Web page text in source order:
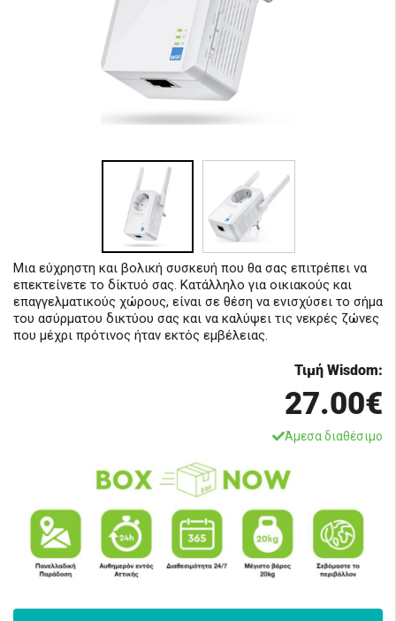
Μια εύχρηστη και βολική συσκευή που θα σας επιτρέπει να
επεκτείνετε το δίκτυό σας. Κατάλληλο για οικιακούς και
επαγγελματικούς χώρους, είναι σε θέση να ενισχύσει το σήμα
του ασύρματου δικτύου σας και να καλύψει τις νεκρές ζώνες
που μέχρι πρότινος ήταν εκτός εμβέλειας.
Τιμή Wisdom:
27.00€
Άμεσα διαθέσιμο